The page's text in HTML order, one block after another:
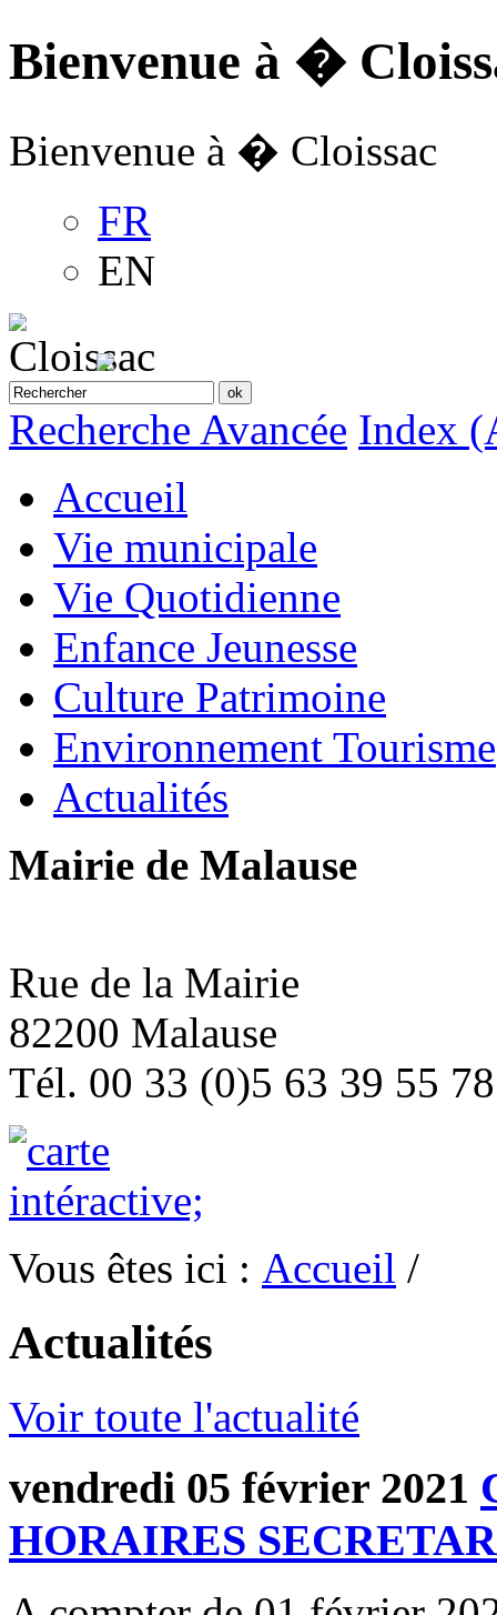
Bienvenue à �
Bienvenue à � Cloissac
FR
EN
Recherche Avancée Index
Accueil
Vie municipale
Vie Quotidienne
Enfance Jeunesse
Culture Patrimoine
Environnement Tourisme
Actualités
Mairie de Malause
Rue de la Mairie
82200 Malause
Tél. 00 33 (0)5 63 39 55 78
Vous êtes ici : Accueil /
Actualités
Voir toute l'actualité
vendredi 05 février 2021
HORAIRES